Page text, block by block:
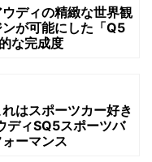
ウディの精緻な世界観
が可能にした「Q5
な完成度
れはスポーツカー好き
ディSQ5スポーツバ
ーマンス